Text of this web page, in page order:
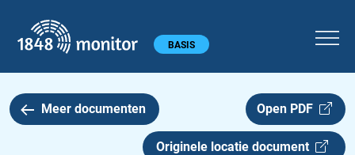
Hoofdmenu BASIS
Meer documenten Open PDF
Originele locatie document